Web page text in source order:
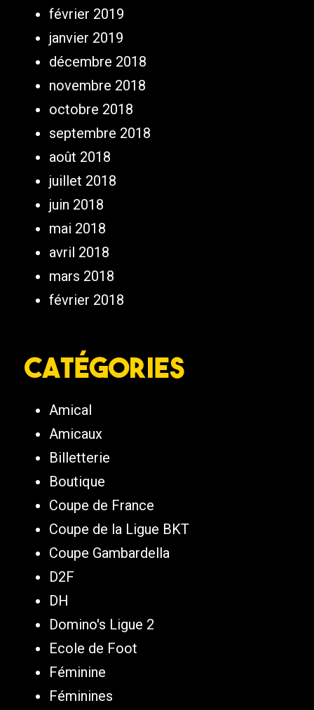
février 2019
janvier 2019
décembre 2018
novembre 2018
octobre 2018
septembre 2018
août 2018
juillet 2018
juin 2018
mai 2018
avril 2018
mars 2018
février 2018
Catégories
Amical
Amicaux
Billetterie
Boutique
Coupe de France
Coupe de la Ligue BKT
Coupe Gambardella
D2F
DH
Domino's Ligue 2
Ecole de Foot
Féminine
Féminines